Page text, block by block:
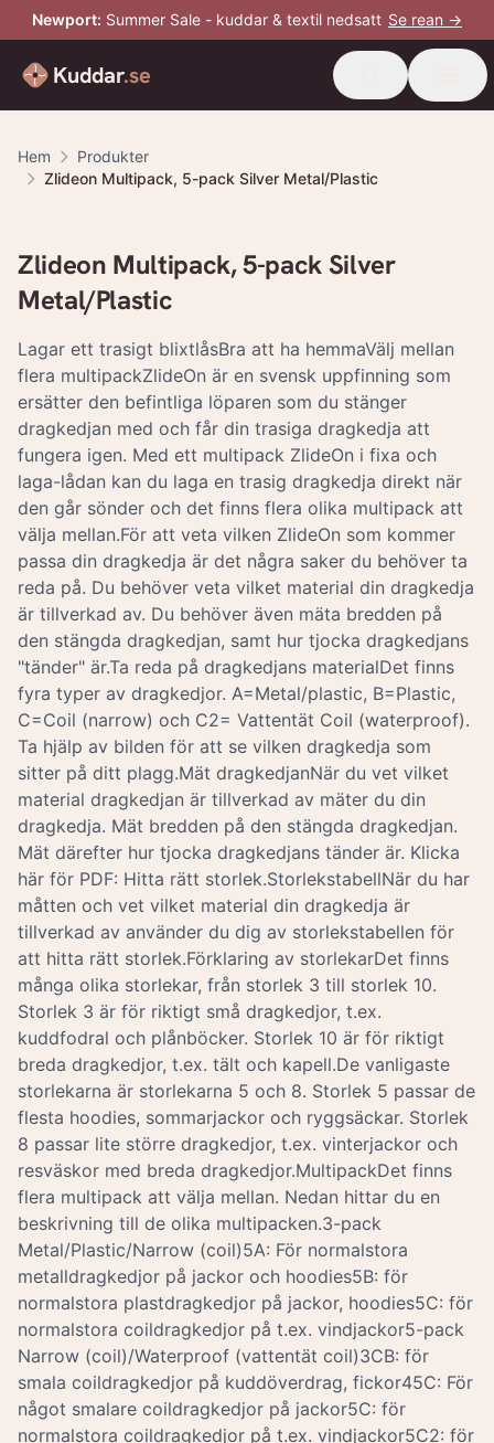
Newport: Summer Sale - kuddar & textil nedsatt Se rean →
Kuddar.se
Hem
Produkter
Zlideon Multipack, 5-pack Silver Metal/Plastic
Zlideon Multipack, 5-pack Silver
Metal/Plastic
Lagar ett trasigt blixtlåsBra att ha hemmaVälj mellan
flera multipackZlideOn är en svensk uppfinning som
ersätter den befintliga löparen som du stänger
dragkedjan med och får din trasiga dragkedja att
fungera igen. Med ett multipack ZlideOn i fixa och
laga-lådan kan du laga en trasig dragkedja direkt när
den går sönder och det finns flera olika multipack att
välja mellan.För att veta vilken ZlideOn som kommer
passa din dragkedja är det några saker du behöver ta
reda på. Du behöver veta vilket material din dragkedja
är tillverkad av. Du behöver även mäta bredden på
den stängda dragkedjan, samt hur tjocka dragkedjans
"tänder" är.Ta reda på dragkedjans materialDet finns
fyra typer av dragkedjor. A=Metal/plastic, B=Plastic,
C=Coil (narrow) och C2= Vattentät Coil (waterproof).
Ta hjälp av bilden för att se vilken dragkedja som
sitter på ditt plagg.Mät dragkedjanNär du vet vilket
material dragkedjan är tillverkad av mäter du din
dragkedja. Mät bredden på den stängda dragkedjan.
Mät därefter hur tjocka dragkedjans tänder är. Klicka
här för PDF: Hitta rätt storlek.StorlekstabellNär du har
måtten och vet vilket material din dragkedja är
tillverkad av använder du dig av storlekstabellen för
att hitta rätt storlek.Förklaring av storlekarDet finns
många olika storlekar, från storlek 3 till storlek 10.
Storlek 3 är för riktigt små dragkedjor, t.ex.
kuddfodral och plånböcker. Storlek 10 är för riktigt
breda dragkedjor, t.ex. tält och kapell.De vanligaste
storlekarna är storlekarna 5 och 8. Storlek 5 passar de
flesta hoodies, sommarjackor och ryggsäckar. Storlek
8 passar lite större dragkedjor, t.ex. vinterjackor och
resväskor med breda dragkedjor.MultipackDet finns
flera multipack att välja mellan. Nedan hittar du en
beskrivning till de olika multipacken.3-pack
Metal/Plastic/Narrow (coil)5A: För normalstora
metalldragkedjor på jackor och hoodies5B: för
normalstora plastdragkedjor på jackor, hoodies5C: för
normalstora coildragkedjor på t.ex. vindjackor5-pack
Narrow (coil)/Waterproof (vattentät coil)3CB: för
smala coildragkedjor på kuddöverdrag, fickor45C: För
något smalare coildragkedjor på jackor5C: för
normalstora coildragkedjor på t.ex. vindjackor5C2: för